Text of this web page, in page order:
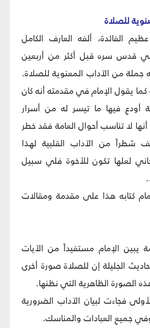
للصلاة
الفائدة، ألفه العارف الكامل
قدس سره قبل أكثر من أربعين
جملة من الآداب المعنوية للصلاة.
يقول الإمام في مقدمته أنه كان
أودع فيها ما تيسر له من أسرار
لا تناسب أحوال العامة فقد خطر
شطراً من الآداب القلبية لهذا
لعلها تكون للأخوة فلي سبيل
كتابه هذا على مقدمة ومقالات
يبين الإمام مستفيداً من الآيات
الجليلة إن للصلاة صورة أخرى
الصورة الظاهرية التي نظنها.
فجاءت لبيان الآداب الضرورية
جميع العبادات والمناسك.